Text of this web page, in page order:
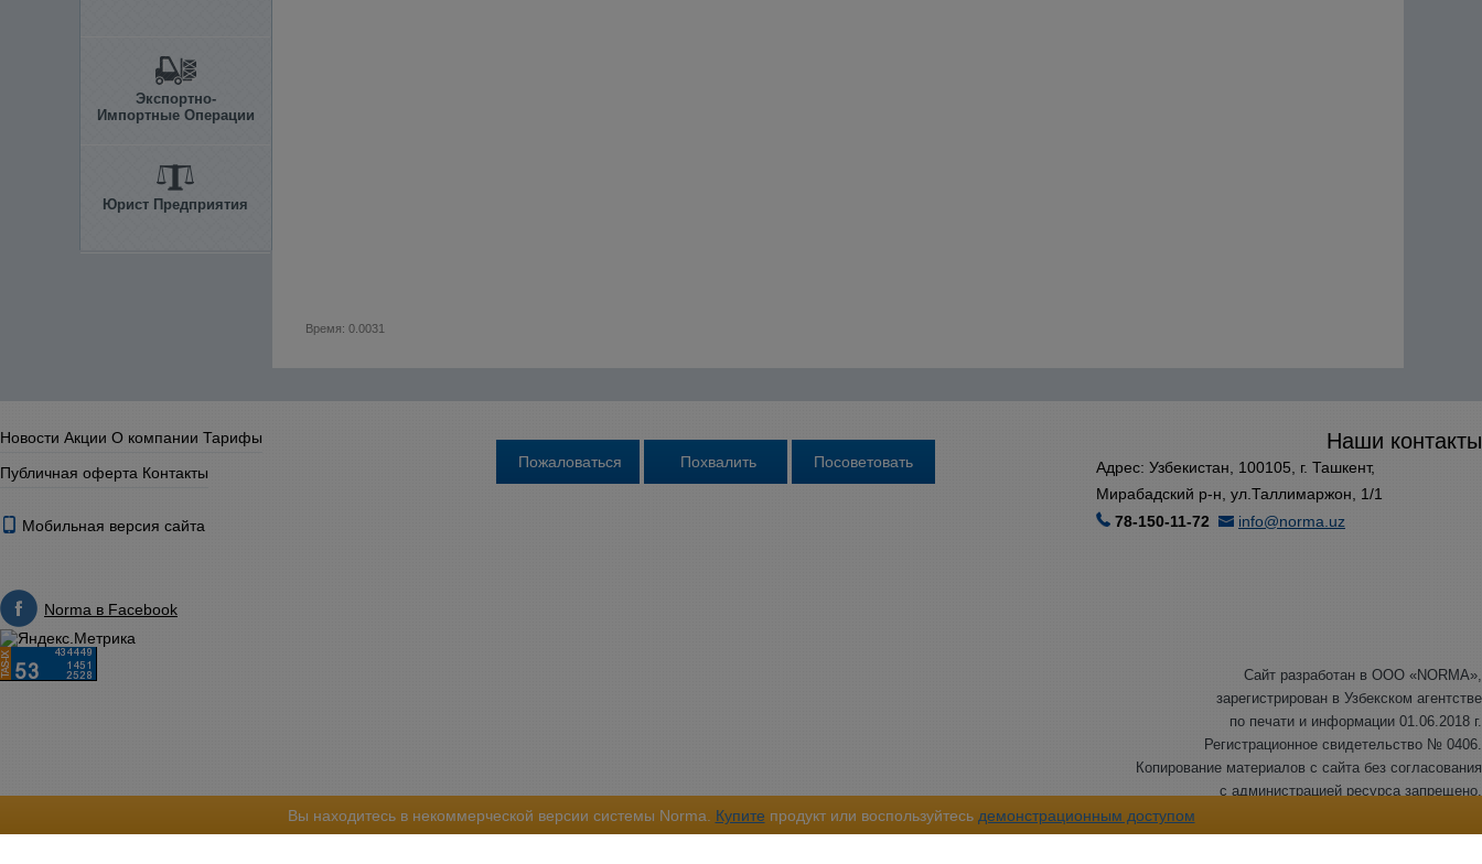
Экспортно-
Импортные Операции
Юрист Предприятия
Время: 0.0031
Новости Акции О компании Тарифы
Публичная оферта Контакты
Наши контакты
Адрес: Узбекистан, 100105, г. Ташкент,
Мирабадский р-н, ул.Таллимаржон, 1/1
78-150-11-72
info@norma.uz
Мобильная версия сайта
Norma в Facebook
Сайт разработан в ООО «NORMA»,
зарегистрирован в Узбекском агентстве
по печати и информации 01.06.2018 г.
Регистрационное свидетельство № 0406.
Копирование материалов с сайта без согласования
с администрацией ресурса запрещено.
© ООО «NORMA», 2007-2026 г. Все права защищены.
©
Вы находитесь в некоммерческой версии системы Norma. Купите продукт или воспользуйтесь демонстрационным доступом